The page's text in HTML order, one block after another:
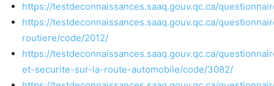
https://testdeconnaissances.saaq.gouv.qc.ca/
https://testdeconnaissances.saaq.gouv.qc.ca/
routiere/code/2012/
https://testdeconnaissances.saaq.gouv.qc.ca/
et-securite-sur-la-route-automobile/code/3082/